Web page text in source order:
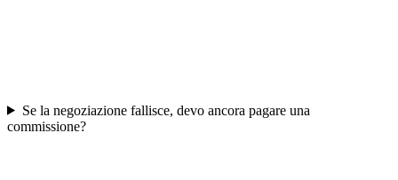
Se la negoziazione fallisce, devo ancora pagare una
commissione?